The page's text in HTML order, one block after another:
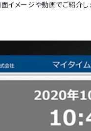
イメージや動画でご紹介し